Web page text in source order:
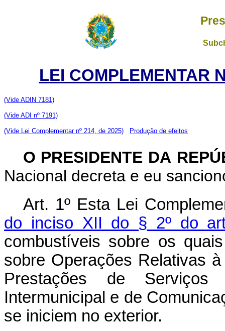
LEI COMPLEMENTAR
(Vide ADIN 7181)
(Vide ADI nº 7191)
(Vide Lei Complementar nº 214, de 2025) Produção de efeitos
O PRESIDENTE DA
Nacional decreta e eu
Art. 1º Esta Lei
do inciso XII do § 2º do
combustíveis sobre os
sobre Operações Relativas
Prestações de
Intermunicipal e de
se iniciem no exterior.